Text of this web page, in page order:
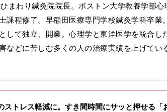
まわり鍼灸院院長。ボストン大学教養学部
課程修了。早稲田医療専門学校鍼灸学科卒業
して独立、開業。心理学と東洋医学を統合し
などに苦しむ多くの人の治療実績を上げてい
ストレス軽減に。すき間時間にサッと押せる「